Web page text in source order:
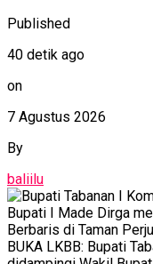
Published
40 detik ago
on
7 Agustus 2026
By
baliilu
BUKA LKBB: Bupati